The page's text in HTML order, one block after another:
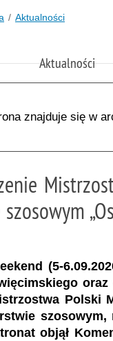
Aktualności
Aktualności
znajduje się w
(5-
oraz
Polski
szosowym,
objął